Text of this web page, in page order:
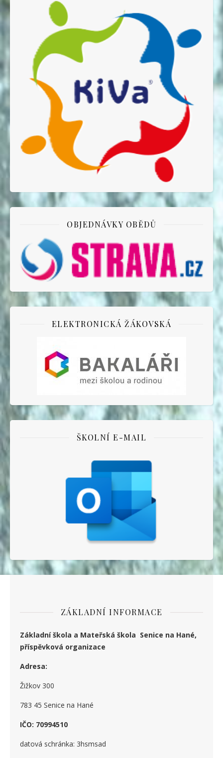
OBJEDNÁVKY OBĚDŮ
ELEKTRONICKÁ ŽÁKOVSKÁ
ŠKOLNÍ E-MAIL
ZÁKLADNÍ INFORMACE
Základní škola a Mateřská škola Senice na Hané,
příspěvková organizace
Adresa:
Žižkov 300
783 45 Senice na Hané
IČO: 70994510
datová schránka: 3hsmsad